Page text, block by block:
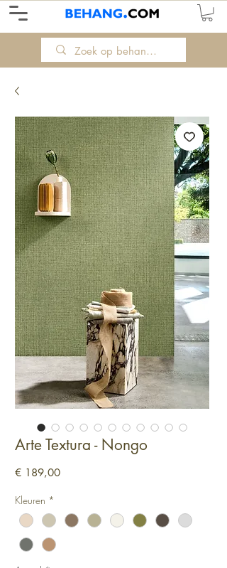
Arte Textura - Nongo
€ 189,00Prijs
Kleuren *